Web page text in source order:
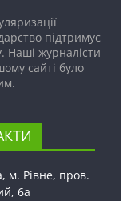
підтримує
Наші журналісти
сайті було
м. Рівне, пров.
6а